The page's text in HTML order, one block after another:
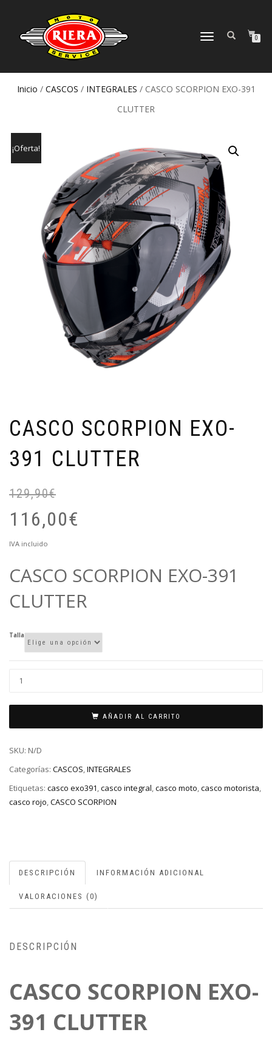
CAMBIAR
0
Inicio / CASCOS / INTEGRALES / CASCO SCORPION EXO-391
CLUTTER
¡Oferta!
CASCO SCORPION EXO-
391 CLUTTER
129,90€
116,00€
El
actual
es:
116,00€.
IVA incluido
CASCO SCORPION EXO-391
CLUTTER
Talla
AÑADIR AL CARRITO
SKU: N/D
Categorías: CASCOS,INTEGRALES
Etiquetas: casco exo391,casco integral,casco moto,casco motorista,
casco rojo,CASCO SCORPION
DESCRIPCIÓN INFORMACIÓN ADICIONAL
VALORACIONES (0)
DESCRIPCIÓN
CASCO SCORPION EXO-
391 CLUTTER